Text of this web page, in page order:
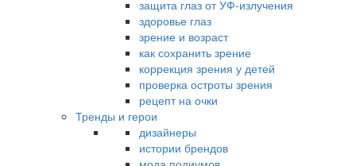
защита глаз от УФ-излучения
здоровье глаз
зрение и возраст
как сохранить зрение
коррекция зрения у детей
проверка остроты зрения
рецепт на очки
Тренды и герои
дизайнеры
истории брендов